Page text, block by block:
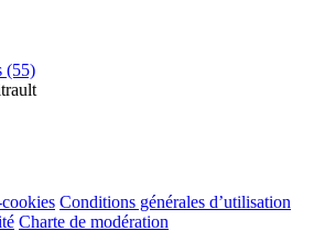
(55)
Conditions générales d’utilisation
Charte de modération